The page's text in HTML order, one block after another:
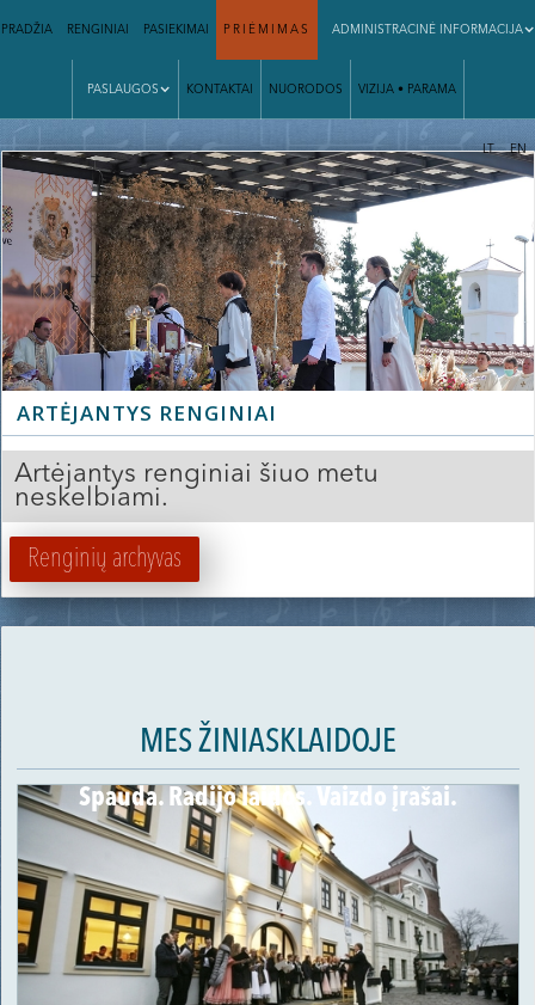
PRADŽIA RENGINIAI PASIEKIMAI PRIĖMIMAS ADMINISTRACINĖ INFORMACIJA
PASLAUGOS KONTAKTAI NUORODOS VIZIJA • PARAMA
| LT EN
ARTĖJANTYS RENGINIAI
Artėjantys renginiai šiuo metu
neskelbiami.
Renginių archyvas
MES ŽINIASKLAIDOJE
Spauda. Radijo laidos. Vaizdo įrašai.